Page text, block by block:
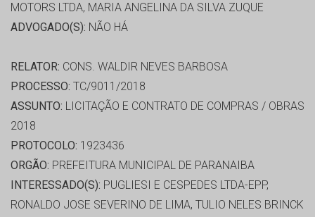
MOTORS LTDA, MARIA ANGELINA DA SILVA ZUQUE
ADVOGADO(S): NÃO HÁ
RELATOR: CONS. WALDIR NEVES BARBOSA
PROCESSO: TC/9011/2018
ASSUNTO: LICITAÇÃO E CONTRATO DE COMPRAS / OBRAS
2018
PROTOCOLO: 1923436
ORGÃO: PREFEITURA MUNICIPAL DE PARANAIBA
INTERESSADO(S): PUGLIESI E CESPEDES LTDA-EPP,
RONALDO JOSE SEVERINO DE LIMA, TULIO NELES BRINCK